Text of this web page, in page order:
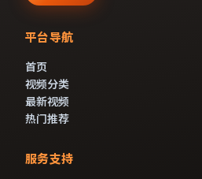
平台导航
首页
视频分类
最新视频
热门推荐
服务支持